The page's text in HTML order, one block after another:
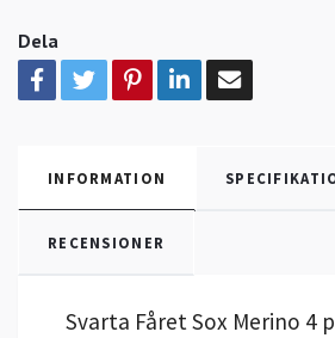
Dela
INFORMATION
RECENSIONER
Svarta Fåret Sox Merino 4